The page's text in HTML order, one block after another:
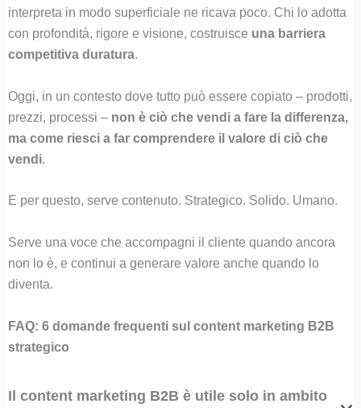
interpreta in modo superficiale ne ricava poco. Chi lo adotta
con profondità, rigore e visione, costruisce una barriera
competitiva duratura.
Oggi, in un contesto dove tutto può essere copiato – prodotti,
prezzi, processi – non è ciò che vendi a fare la differenza,
ma come riesci a far comprendere il valore di ciò che
vendi.
E per questo, serve contenuto. Strategico. Solido. Umano.
Serve una voce che accompagni il cliente quando ancora
non lo è, e continui a generare valore anche quando lo
diventa.
FAQ: 6 domande frequenti sul content marketing B2B
strategico
Il content marketing B2B è utile solo in ambito